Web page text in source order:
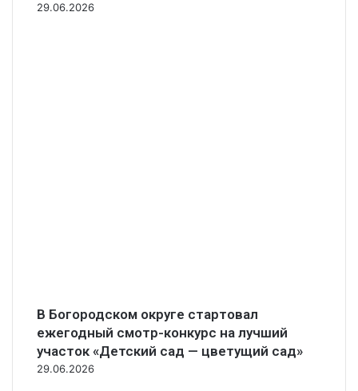
29.06.2026
В Богородском округе стартовал
ежегодный смотр-конкурс на лучший
участок «Детский сад — цветущий сад»
29.06.2026